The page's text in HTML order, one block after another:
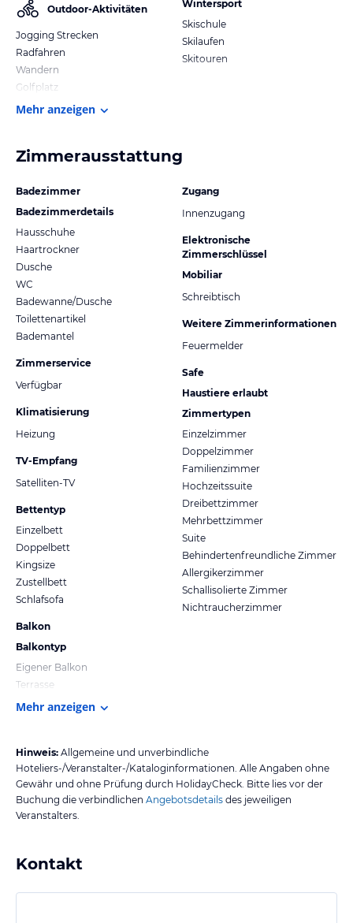
Outdoor-Aktivitäten
Jogging Strecken
Radfahren
Wandern
Golfplatz
Wintersport
Skischule
Skilaufen
Skitouren
Mehr anzeigen
Zimmerausstattung
Badezimmer
Badezimmerdetails
Hausschuhe
Haartrockner
Dusche
WC
Badewanne/Dusche
Toilettenartikel
Bademantel
Zimmerservice
Verfügbar
Klimatisierung
Heizung
TV-Empfang
Satelliten-TV
Bettentyp
Einzelbett
Doppelbett
Kingsize
Zustellbett
Schlafsofa
Balkon
Balkontyp
Eigener Balkon
Terrasse
Zugang
Innenzugang
Elektronische
Zimmerschlüssel
Mobiliar
Schreibtisch
Weitere Zimmerinformationen
Feuermelder
Safe
Haustiere erlaubt
Zimmertypen
Einzelzimmer
Doppelzimmer
Familienzimmer
Hochzeitssuite
Dreibettzimmer
Mehrbettzimmer
Suite
Behindertenfreundliche Zimmer
Allergikerzimmer
Schallisolierte Zimmer
Nichtraucherzimmer
Mehr anzeigen
Hinweis: Allgemeine und unverbindliche
Hoteliers-/Veranstalter-/Kataloginformationen. Alle Angaben ohne
Gewähr und ohne Prüfung durch HolidayCheck. Bitte lies vor der
Buchung die verbindlichen Angebotsdetails des jeweiligen
Veranstalters.
Kontakt